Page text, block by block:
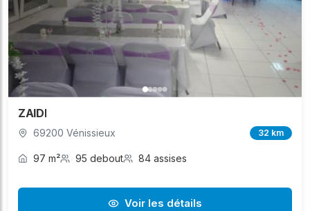
ZAIDI
69200 Vénissieux 32 km
97 m² 95 debout 84 assises
Voir les détails